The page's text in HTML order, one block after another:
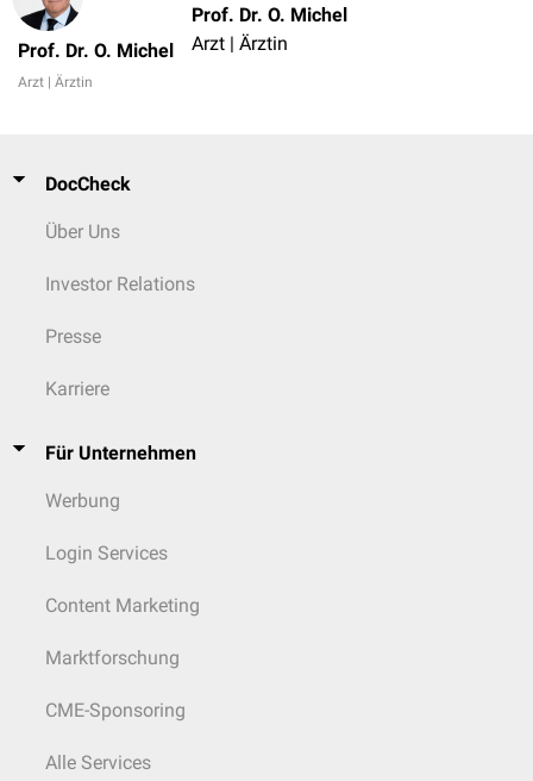
Prof. Dr. O. Michel
Arzt | Ärztin
Prof. Dr. O. Michel
Arzt | Ärztin
DocCheck
Über Uns
Investor Relations
Presse
Karriere
Für Unternehmen
Werbung
Login Services
Content Marketing
Marktforschung
CME-Sponsoring
Alle Services